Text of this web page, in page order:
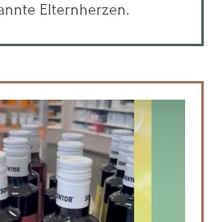
Elternherzen.